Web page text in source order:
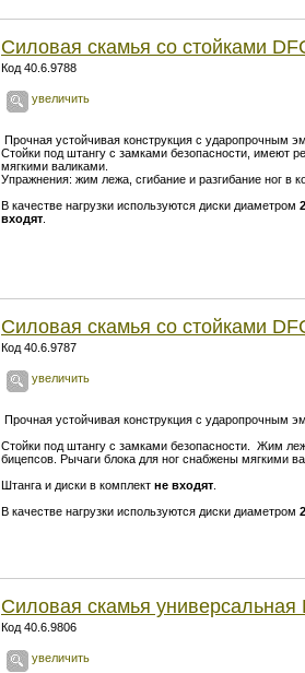
Силовая скамья со стойками
Код 40.6.9788
увеличить
Прочная устойчивая конструкция с ударопрочным
Стойки под штангу с замками безопасности, имеют
мягкими валиками.
Упражнения: жим лежа, сгибание и разгибание ног в
В качестве нагрузки используются диски диаметром
входят
Силовая скамья со стойками
Код 40.6.9787
увеличить
Прочная устойчивая конструкция с ударопрочным
Стойки под штангу с замками безопасности. Жим
бицепсов. Рычаги блока для ног снабжены мягкими
Штанга и диски в комплект не входят
В качестве нагрузки используются диски диаметром
Силовая скамья универсальная
Код 40.6.9806
увеличить